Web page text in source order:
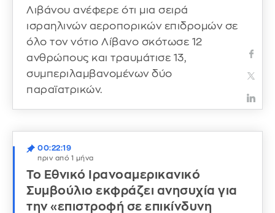
Λιβάνου ανέφερε ότι μια σειρά
ισραηλινών αεροπορικών επιδρομών σε
όλο τον νότιο Λίβανο σκότωσε 12
ανθρώπους και τραυμάτισε 13,
συμπεριλαμβανομένων δύο
παραϊατρικών.
00:22:19
πριν από 1 μήνα
Το Εθνικό Ιρανοαμερικανικό
Συμβούλιο εκφράζει ανησυχία για
την «επιστροφή σε επικίνδυνη